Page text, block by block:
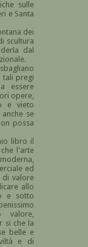
sulle
e Santa
dei
scultura
dal
tali pregi
essere
opere,
e vieto
se
possa
libro il
l'arte
ed
di valore
allo
e sotto
valore,
si che la
belle e
e di